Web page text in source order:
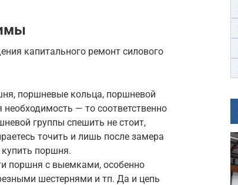
капитального ремонт силового
поршневые кольца, поршневой
— то соответственно
группы спешить не стоит,
точить и лишь после замера
поршня.
поршня с выемками, особенно
шестернями и тп. Да и цепь